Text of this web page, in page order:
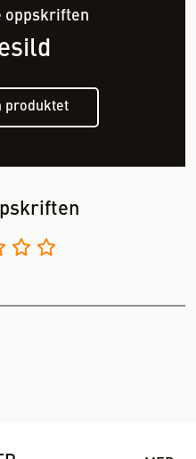
oppskriften
produktet